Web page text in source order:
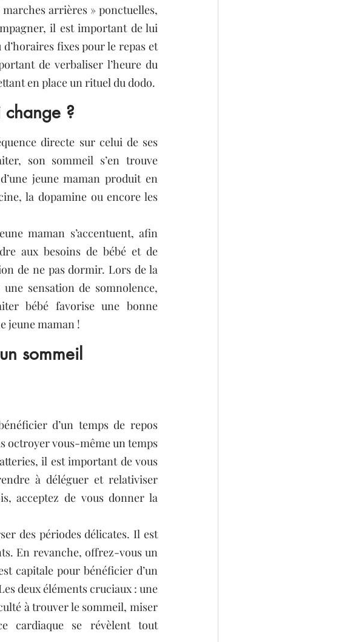
arrières » ponctuelles,
il est important de lui
fixes pour le repas et
de verbaliser l’heure du
en place un rituel du dodo.
change ?
directe sur celui de ses
son sommeil s’en trouve
jeune maman produit en
la dopamine ou encore les
maman s’accentuent, afin
aux besoins de bébé et de
de ne pas dormir. Lors de la
sensation de somnolence,
bébé favorise une bonne
jeune maman !
sommeil
d’un temps de repos
octroyer vous-même un temps
il est important de vous
à déléguer et relativiser
acceptez de vous donner la
des périodes délicates. Il est
En revanche, offrez-vous un
capitale pour bénéficier d’un
à trouver le sommeil, miser
cardiaque se révèlent tout